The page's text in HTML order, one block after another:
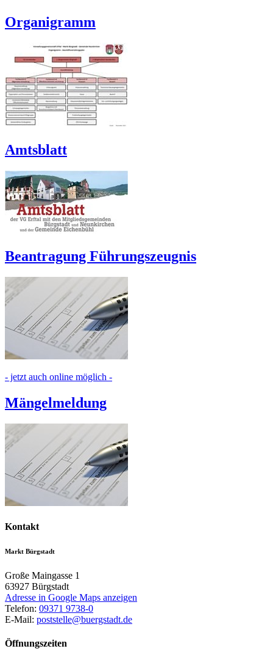
Organigramm
Amtsblatt
Beantragung Führungszeugnis
- jetzt auch online möglich -
Mängelmeldung
Kontakt
Markt Bürgstadt
Große Maingasse 1
63927 Bürgstadt
Adresse in Google Maps anzeigen
Telefon: 09371 9738-0
E-Mail: poststelle@buergstadt.de
Öffnungszeiten